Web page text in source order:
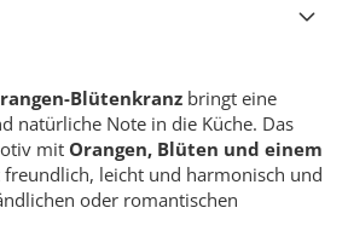
Blütenkranz bringt eine
natürliche Note in die Küche. Das
mit Orangen, Blüten und einem
leicht und harmonisch und
oder romantischen